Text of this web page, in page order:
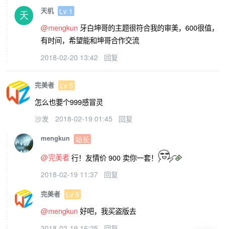
天机 Lv 1
@mengkun 牙白坤哥的主题很符合我的审美，600很值，
有时间，希望能和坤哥合作交流
2018-02-20 13:42 回复
完美者 Lv 5
怎么也要个999感冒灵
沙发 2018-02-19 01:45 回复
mengkun 站长
@完美者 行！友情价 900 卖你一套！
2018-02-19 11:37 回复
完美者 Lv 5
@mengkun 好吧，我买盗版去